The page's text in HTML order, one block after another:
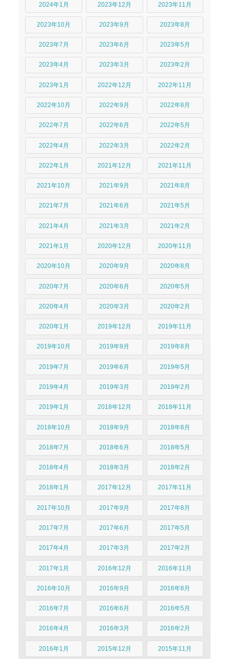
2024年1月 2023年12月 2023年11月
2023年10月 2023年9月 2023年8月
2023年7月 2023年6月 2023年5月
2023年4月 2023年3月 2023年2月
2023年1月 2022年12月 2022年11月
2022年10月 2022年9月 2022年8月
2022年7月 2022年6月 2022年5月
2022年4月 2022年3月 2022年2月
2022年1月 2021年12月 2021年11月
2021年10月 2021年9月 2021年8月
2021年7月 2021年6月 2021年5月
2021年4月 2021年3月 2021年2月
2021年1月 2020年12月 2020年11月
2020年10月 2020年9月 2020年8月
2020年7月 2020年6月 2020年5月
2020年4月 2020年3月 2020年2月
2020年1月 2019年12月 2019年11月
2019年10月 2019年9月 2019年8月
2019年7月 2019年6月 2019年5月
2019年4月 2019年3月 2019年2月
2019年1月 2018年12月 2018年11月
2018年10月 2018年9月 2018年8月
2018年7月 2018年6月 2018年5月
2018年4月 2018年3月 2018年2月
2018年1月 2017年12月 2017年11月
2017年10月 2017年9月 2017年8月
2017年7月 2017年6月 2017年5月
2017年4月 2017年3月 2017年2月
2017年1月 2016年12月 2016年11月
2016年10月 2016年9月 2016年8月
2016年7月 2016年6月 2016年5月
2016年4月 2016年3月 2016年2月
2016年1月 2015年12月 2015年11月